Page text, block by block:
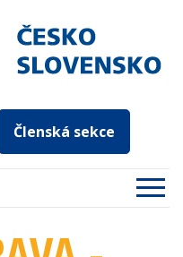
Členská sekce